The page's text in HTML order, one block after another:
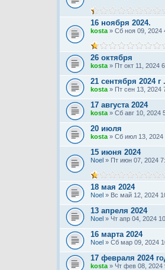
16 ноября 2024.
kosta » Сб ноя 09, 2024
26 октября
kosta » Пт окт 11, 2024
21 сентября 2024 г .
kosta » Пт сен 13, 2024
17 августа 2024
kosta » Сб авг 10, 2024
20 июля
kosta » Сб июл 13, 2024
15 июня 2024
Noel » Пт июн 07, 2024
18 мая 2024
Noel » Вс май 12, 2024
13 апреля 2024
Noel » Чт апр 04, 2024
16 марта 2024
Noel » Сб мар 09, 2024
17 февраля 2024
kosta » Чт фев 08, 2024